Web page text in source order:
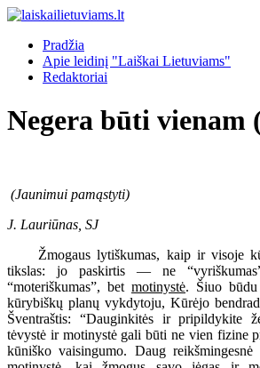
Pradžia
Apie leidinį "Laiškai Lietuviams"
Redaktoriai
Negera būti vienam
(Jaunimui pamąstyti)
J. Lauriūnas, SJ
Žmogaus lytiškumas, kaip ir visoje
tikslas: jo paskirtis — ne
“moteriškumas”, bet motinystė. Šiuo
kūrybiškų planų vykdytoju, Kūrėjo
Šventraštis: “Dauginkitės ir pripildykite
tėvystė ir motinystė gali būti ne vien fizine
kūniško vaisingumo. Daug